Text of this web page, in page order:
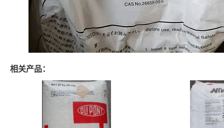
相关产品：